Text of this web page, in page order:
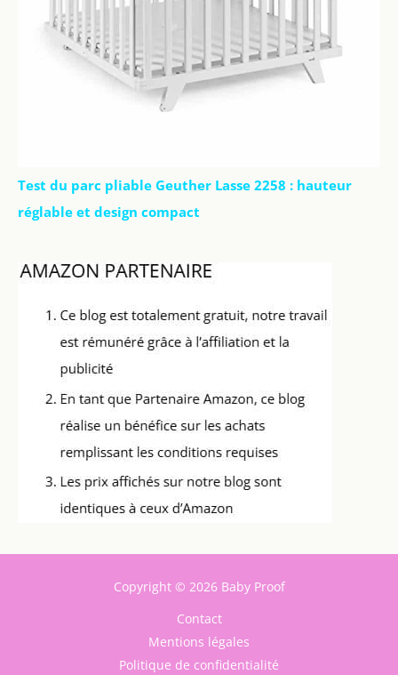
Test du parc pliable Geuther Lasse 2258 : hauteur
réglable et design compact
Copyright © 2026 Baby Proof
Contact
Mentions légales
Politique de confidentialité